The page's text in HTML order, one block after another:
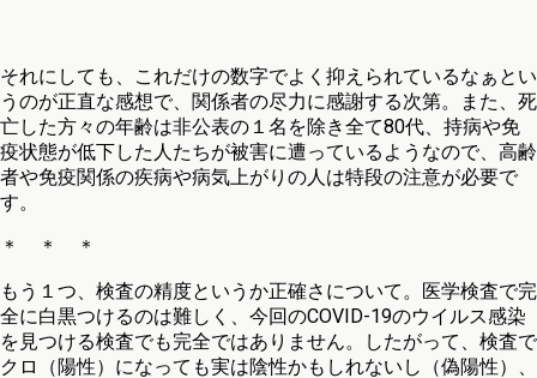
それにしても、これだけの数字でよく抑えられているなぁとい
うのが正直な感想で、関係者の尽力に感謝する次第。また、死
亡した方々の年齢は非公表の１名を除き全て80代、持病や免
疫状態が低下した人たちが被害に遭っているようなので、高齢
者や免疫関係の疾病や病気上がりの人は特段の注意が必要で
す。
＊ ＊ ＊
もう１つ、検査の精度というか正確さについて。医学検査で完
全に白黒つけるのは難しく、今回のCOVID-19のウイルス感染
を見つける検査でも完全ではありません。したがって、検査で
クロ（陽性）になっても実は陰性かもしれないし（偽陽性）、